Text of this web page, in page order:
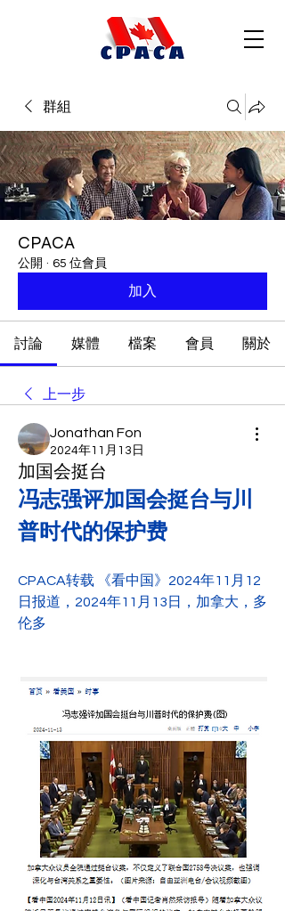
群組
CPACA
公開 · 65 位會員
加入
討論 媒體 檔案 會員 關於
上一步
Jonathan Fon
2024年11月13日
加国会挺台
冯志强评加国会挺台与川
普时代的保护费
CPACA转载 《看中国》2024年11月12
日报道，2024年11月13日，加拿大，多
伦多